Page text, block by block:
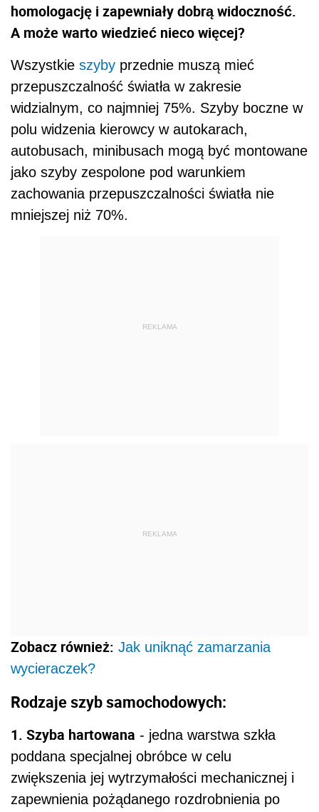
homologację i zapewniały dobrą widoczność.
A może warto wiedzieć nieco więcej?
Wszystkie szyby przednie muszą mieć
przepuszczalność światła w zakresie
widzialnym, co najmniej 75%. Szyby boczne w
polu widzenia kierowcy w autokarach,
autobusach, minibusach mogą być montowane
jako szyby zespolone pod warunkiem
zachowania przepuszczalności światła nie
mniejszej niż 70%.
REKLAMA
REKLAMA
Zobacz również: Jak uniknąć zamarzania
wycieraczek?
Rodzaje szyb samochodowych:
1. Szyba hartowana - jedna warstwa szkła
poddana specjalnej obróbce w celu
zwiększenia jej wytrzymałości mechanicznej i
zapewnienia pożądanego rozdrobnienia po